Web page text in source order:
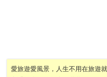
愛旅遊愛風景，人生不用在旅遊